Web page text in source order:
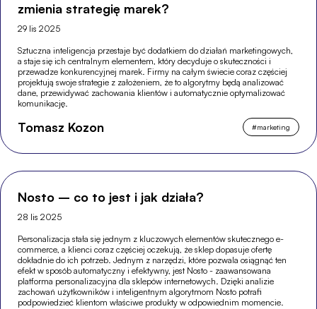
zmienia strategię marek?
29 lis 2025
Sztuczna inteligencja przestaje być dodatkiem do działań marketingowych,
a staje się ich centralnym elementem, który decyduje o skuteczności i
przewadze konkurencyjnej marek. Firmy na całym świecie coraz częściej
projektują swoje strategie z założeniem, że to algorytmy będą analizować
dane, przewidywać zachowania klientów i automatycznie optymalizować
komunikację.
Tomasz Kozon #marketing
Nosto – co to jest i jak działa?
28 lis 2025
Personalizacja stała się jednym z kluczowych elementów skutecznego e-
commerce, a klienci coraz częściej oczekują, że sklep dopasuje ofertę
dokładnie do ich potrzeb. Jednym z narzędzi, które pozwala osiągnąć ten
efekt w sposób automatyczny i efektywny, jest Nosto - zaawansowana
platforma personalizacyjna dla sklepów internetowych. Dzięki analizie
zachowań użytkowników i inteligentnym algorytmom Nosto potrafi
podpowiedzieć klientom właściwe produkty w odpowiednim momencie.